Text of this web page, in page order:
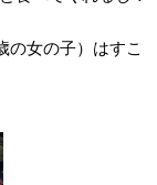
の女の子）はすこ